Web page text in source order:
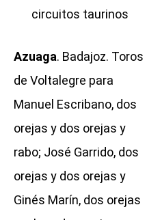
circuitos taurinos
Azuaga. Badajoz. Toros
de Voltalegre para
Manuel Escribano, dos
orejas y dos orejas y
rabo; José Garrido, dos
orejas y dos orejas y
Ginés Marín, dos orejas